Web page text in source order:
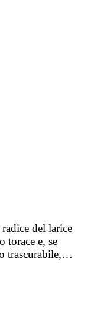
del larice
torace e, se
trascurabile,…